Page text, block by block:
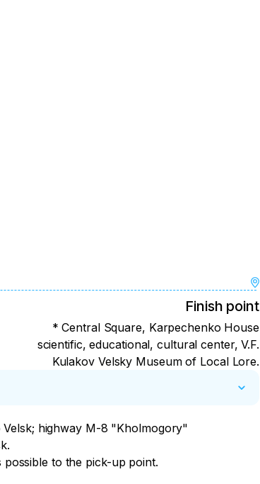
Finish point
* Central Square, Karpechenko House
scientific, educational, cultural center, V.F.
Kulakov Velsky Museum of Local Lore.
highway M-8 "Kholmogory"
to the pick-up point.